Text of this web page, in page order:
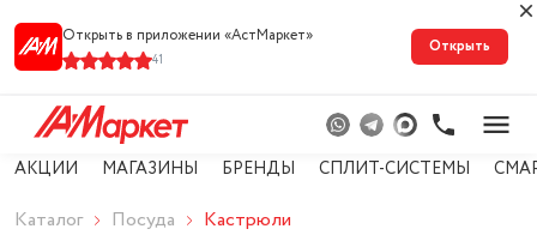
Открыть в приложении «АстМарке‪т‬»
41
Открыть
АКЦИИ МАГАЗИНЫ БРЕНДЫ СПЛИТ-СИСТЕМЫ
Каталог Посуда Кастрюли